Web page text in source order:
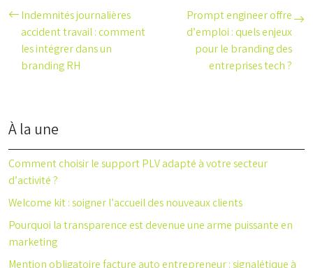
Indemnités journalières
accident travail : comment
les intégrer dans un
branding RH
Prompt engineer offre
d’emploi : quels enjeux
pour le branding des
entreprises tech ?
À la une
Comment choisir le support PLV adapté à votre secteur
d’activité ?
Welcome kit : soigner l’accueil des nouveaux clients
Pourquoi la transparence est devenue une arme puissante en
marketing